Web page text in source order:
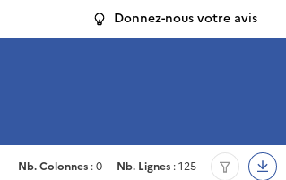
Donnez-nous votre avis
Nb. Colonnes : 0 Nb. Lignes : 125